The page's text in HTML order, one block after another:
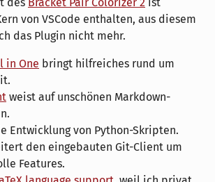
von VSCode enthalten, aus diesem
das Plugin nicht mehr.
in One bringt hilfreiches rund um
weist auf unschönen Markdown-
Entwicklung von Python-Skripten.
den eingebauten Git-Client um
Features.